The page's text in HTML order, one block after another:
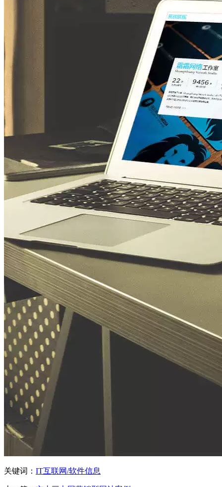
关键词： IT互联网/软件信息